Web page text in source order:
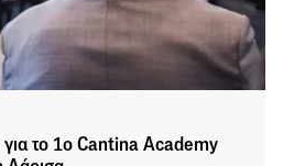
το 1ο Cantina Academy